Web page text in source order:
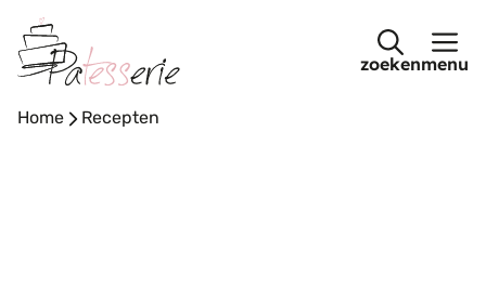
naar
de
menu
Home - Recepten